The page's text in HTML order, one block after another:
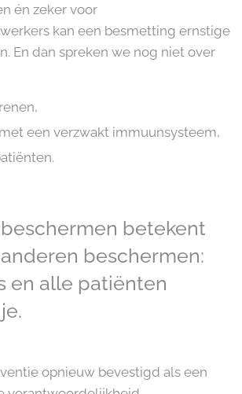
én zeker voor
kan een besmetting ernstige
En dan spreken we nog niet over
een verzwakt immuunsysteem,
betekent
beschermen:
en alle patiënten
opnieuw bevestigd als een